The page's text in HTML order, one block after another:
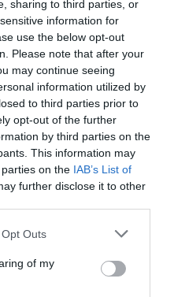
sharing to third parties, or
information for
use the below opt-out
Please note that after your
may continue seeing
information utilized by
to third parties prior to
opt-out of the further
by third parties on the
This information may
on the IAB’s List of
further disclose it to other
Outs
of my